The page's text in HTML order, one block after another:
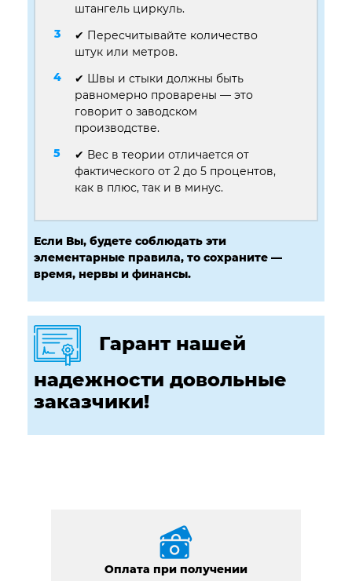
штангель циркуль.
✔ Пересчитывайте количество
штук или метров.
✔ Швы и стыки должны быть
равномерно проварены — это
говорит о заводском
производстве.
✔ Вес в теории отличается от
фактического от 2 до 5 процентов,
как в плюс, так и в минус.
Если Вы, будете соблюдать эти
элементарные правила, то сохраните —
время, нервы и финансы.
Гарант нашей
надежности довольные
заказчики!
Оплата при получении